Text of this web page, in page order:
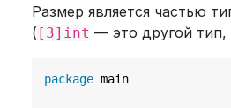
Размер является частью
( [3]int — это другой тип,
package main